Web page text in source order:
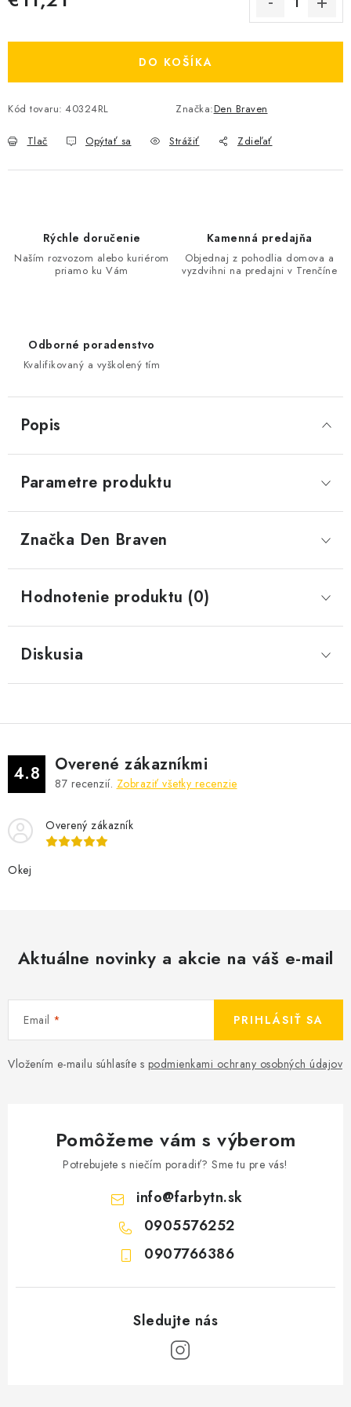
DO KOŠÍKA
Kód tovaru: 40324RL Značka:Den Braven
Tlač Opýtať sa Strážiť Zdieľať
Rýchle doručenie
Naším rozvozom alebo kuriérom
priamo ku Vám
Kamenná predajňa
Objednaj z pohodlia domova a
vyzdvihni na predajni v Trenčíne
Odborné poradenstvo
Kvalifikovaný a vyškolený tím
Popis
Parametre produktu
Značka Den Braven
Hodnotenie produktu (0)
Diskusia
4.8 Overené zákazníkmi
87 recenzií. Zobraziť všetky recenzie
Overený zákazník
Okej
Aktuálne novinky a akcie na váš e-mail
Email
Vložením e-mailu súhlasíte s podmienkami ochrany osobných údajov
PRIHLÁSIŤ SA
Pomôžeme vám s výberom
Potrebujete s niečím poradiť? Sme tu pre vás!
info@farbytn.sk
0905576252
0907766386